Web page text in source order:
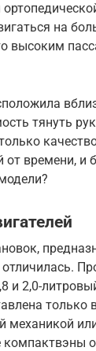
на
высоким
тянуть
от времени,
и 2,0-
только
механикой